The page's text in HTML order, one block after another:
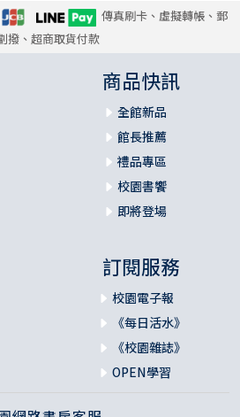
傳真刷卡、虛擬轉帳、郵
撥、超商取貨付款
商品快訊
全館新品
館長推薦
禮品專區
校園書饗
即將登場
訂閱服務
校園電子報
《每日活水》
《校園雜誌》
OPEN學習